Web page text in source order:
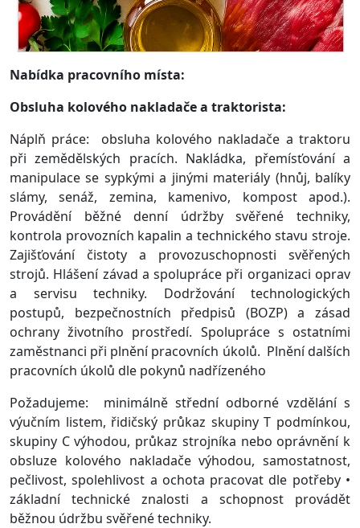
Nabídka pracovního místa:
Obsluha kolového nakladače a traktorista:
Náplň práce: obsluha kolového nakladače a traktoru
při zemědělských pracích. Nakládka, přemísťování a
manipulace se sypkými a jinými materiály (hnůj, balíky
slámy, senáž, zemina, kamenivo, kompost apod.).
Provádění běžné denní údržby svěřené techniky,
kontrola provozních kapalin a technického stavu stroje.
Zajišťování čistoty a provozuschopnosti svěřených
strojů. Hlášení závad a spolupráce při organizaci oprav
a servisu techniky. Dodržování technologických
postupů, bezpečnostních předpisů (BOZP) a zásad
ochrany životního prostředí. Spolupráce s ostatními
zaměstnanci při plnění pracovních úkolů. Plnění dalších
pracovních úkolů dle pokynů nadřízeného
Požadujeme: minimálně střední odborné vzdělání s
výučním listem, řidičský průkaz skupiny T podmínkou,
skupiny C výhodou, průkaz strojníka nebo oprávnění k
obsluze kolového nakladače výhodou, samostatnost,
pečlivost, spolehlivost a ochota pracovat dle potřeby •
základní technické znalosti a schopnost provádět
běžnou údržbu svěřené techniky.